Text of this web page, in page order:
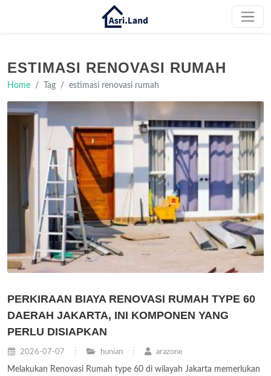
ESTIMASI RENOVASI RUMAH
Home Tag estimasi renovasi rumah
PERKIRAAN BIAYA RENOVASI RUMAH TYPE 60
DAERAH JAKARTA, INI KOMPONEN YANG
PERLU DISIAPKAN
2026-07-07 hunian arazone
Melakukan Renovasi Rumah type 60 di wilayah Jakarta memerlukan